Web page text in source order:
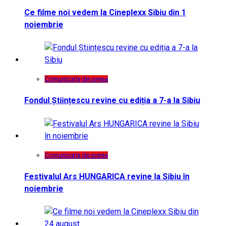
Ce filme noi vedem la Cineplexx Sibiu din 1
noiembrie
Comunicate de presa
Fondul Științescu revine cu ediția a 7-a la Sibiu
Comunicate de presa
Festivalul Ars HUNGARICA revine la Sibiu în
noiembrie